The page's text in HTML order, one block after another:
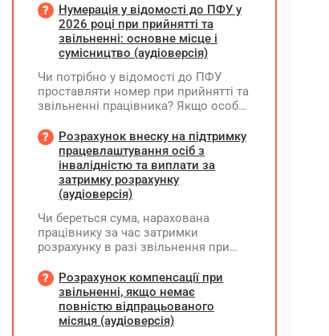
збереження заробітної плати під час
призупинення діяльності
підприємства?
Нумерація у відомості до ПФУ у
2026 році при прийнятті та
звільненні: основне місце і
сумісництво (аудіоверсія)
Чи потрібно у відомості до ПФУ
проставляти номер при прийнятті та
звільненні працівника? Якщо особа
місцем роботи та за сумісництвом,
чи рахується це як два роботодавці?
Розрахунок внеску на підтримку
працевлаштування осіб з
інвалідністю та виплати за
затримку розрахунку
(аудіоверсія)
Чи береться сума, нарахована
працівнику за час затримки
розрахунку в разі звільнення при
заробітної плати (винагороди), для
розрахунку внеску на підтримку
працевлаштування осіб з
інвалідністю?
Розрахунок компенсації при
звільненні, якщо немає
повністю відпрацьованого
місяця (аудіоверсія)